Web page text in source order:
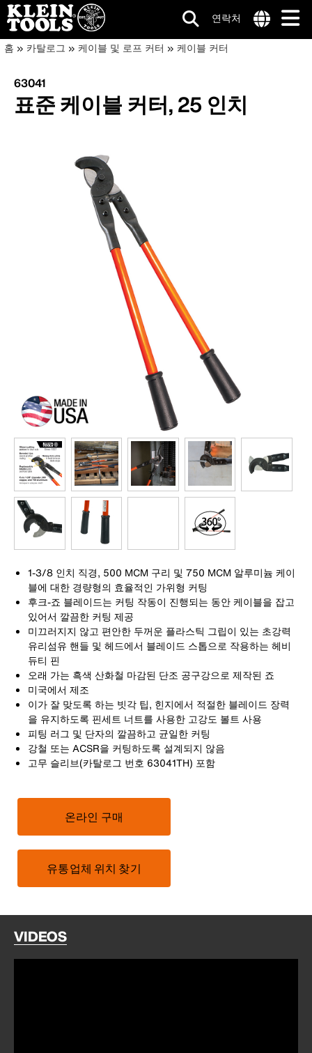
주
연락처
메
인
네
비
이
동
경
로
홈 카탈로그 케이블 및 로프 커터 케이블 커터
63041
표준 케이블 커터, 25 인치
1-3/8 인치 직경, 500 MCM 구리 및 750 MCM 알루미늄 케이
블에 대한 경량형의 효율적인 가위형 커팅
후크-죠 블레이드는 커팅 작동이 진행되는 동안 케이블을 잡고
있어서 깔끔한 커팅 제공
미끄러지지 않고 편안한 두꺼운 플라스틱 그립이 있는 초강력
유리섬유 핸들 및 헤드에서 블레이드 스톱으로 작용하는 헤비
듀티 핀
오래 가는 흑색 산화철 마감된 단조 공구강으로 제작된 죠
미국에서 제조
이가 잘 맞도록 하는 빗각 팁, 힌지에서 적절한 블레이드 장력
을 유지하도록 핀세트 너트를 사용한 고강도 볼트 사용
피팅 러그 및 단자의 깔끔하고 균일한 커팅
강철 또는 ACSR을 커팅하도록 설계되지 않음
고무 슬리브(카탈로그 번호 63041TH) 포함
온라인 구매
유통업체 위치 찾기
VIDEOS